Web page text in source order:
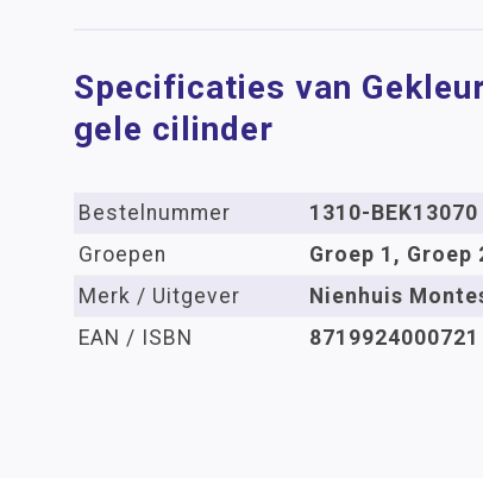
Specificaties van
gele cilinder
Bestelnummer
1310-BEK13070
Groepen
Groep 1, Groep
Merk / Uitgever
Nienhuis
EAN / ISBN
8719924000721